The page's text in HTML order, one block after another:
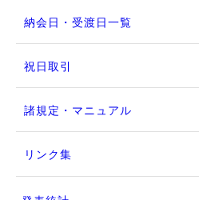
納会日・受渡日一覧
祝日取引
諸規定・マニュアル
リンク集